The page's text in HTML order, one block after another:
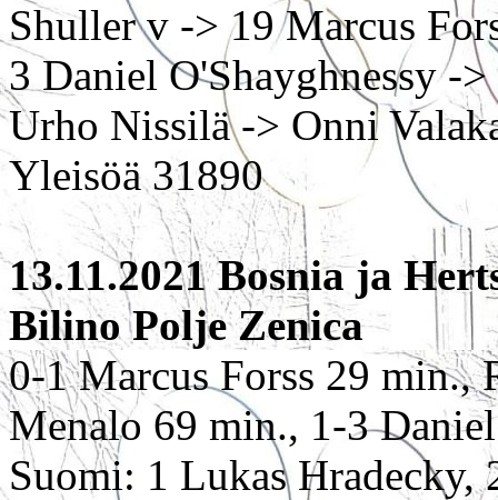
Shuller v -> 19 Marcus
3 Daniel O'Shayghnessy -
Urho Nissilä -> Onni
Yleisöä 31890
13.11.2021 Bosnia ja
Bilino Polje Zenica
0-1 Marcus Forss 29
Menalo 69 min., 1-3
Suomi: 1 Lukas Hradecky,